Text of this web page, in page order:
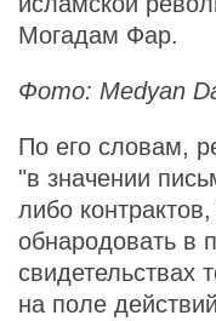
Могадам Фар.
Фото: Medyan
По его словам,
"в значении
либо
обнародовать в
свидетельствах
на поле